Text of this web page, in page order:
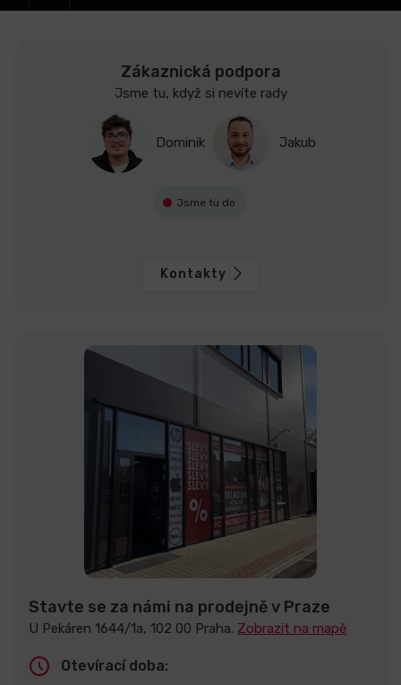
Zákaznická podpora
Jsme tu, když si nevíte rady
Dominik Jakub
Jsme tu do
Kontakty
Stavte se za námi na prodejně v Praze
U Pekáren 1644/1a, 102 00 Praha. Zobrazit na mapě
Otevírací doba: